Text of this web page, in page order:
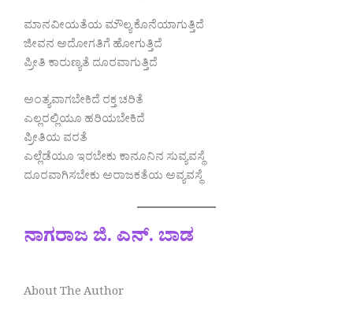
ಮಾನವೀಯತೆಯ ಮೌಲ್ಯ ಕೊನೆಯಾಗುತ್ತಿದೆ
ಜೀವನ ಅದೋಗತಿಗೆ ಹೋಗುತ್ತಿದೆ
ಪ್ರೀತಿ ಕಾರುಣ್ಯತೆ ದೂರವಾಗುತ್ತಿದೆ
ಅಂತ್ಯವಾಗಬೇಕಿದೆ ರಕ್ತ ಚರಿತೆ
ಎಲ್ಲರಲ್ಲಿಯೂ ಹರಿಯಬೇಕಿದೆ
ಪ್ರೀತಿಯ ವರತೆ
ಎಲ್ಲೆಡೆಯೂ ಇರಬೇಕು ಕಾನೂನಿನ ಸುವ್ಯವಸ್ಥೆ
ದೂರವಾಗಿಸಬೇಕು ಅರಾಜಕತೆಯ ಅವ್ಯವಸ್ಥೆ
ನಾಗರಾಜ ಜಿ. ಎನ್. ಬಾಡ
About The Author